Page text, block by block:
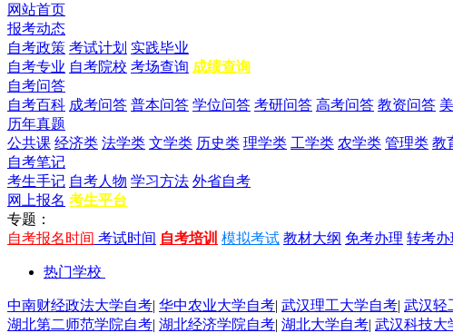
网站首页
报考动态
自考政策 考试计划 实践毕业
自考专业 自考院校 考场查询 成绩查询
自考问答
自考百科 成考问答 普本问答 学位问答 考研问答 高考问答 教资问答
历年真题
公共课 经济类 法学类 文学类 历史类 理学类 工学类 农学类 管理类 教
自考笔记
考生手记 自考人物 学习方法 外省自考
网上报名 考生平台
专题：
自考报名时间 考试时间 自考培训 模拟考试 教材大纲 免考办理 转考办
热门学校
中南财经政法大学自考| 华中农业大学自考| 武汉理工大学自考| 武汉轻
湖北第二师范学院自考| 湖北经济学院自考| 湖北大学自考| 武汉科技大